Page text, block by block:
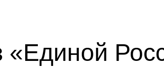
«Единой